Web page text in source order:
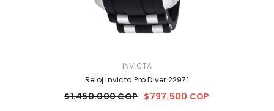
INVICTA
Reloj Invicta Pro Diver 22971
$1.450.000 COP $797.500 COP